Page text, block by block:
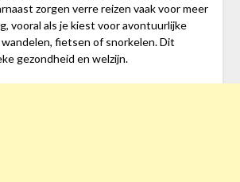
zorgen verre reizen vaak voor meer
vooral als je kiest voor avontuurlijke
fietsen of snorkelen. Dit
gezondheid en welzijn.